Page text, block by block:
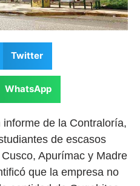
Twitter
WhatsApp
de la Contraloría,
de escasos
Apurímac y Madre
que la empresa no